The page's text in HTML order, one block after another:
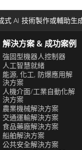
AI 技術製作或輔助生
解決方案 & 成功案例
強固型機器人控制器
人工智慧就緒
能源, 化工, 防爆應用解
決方案
人機介面/工業自動化解
決方案
農業機械解決方案
交通運輸解決方案
食品藥廠解決方案
船舶解決方案
公共安全解決方案